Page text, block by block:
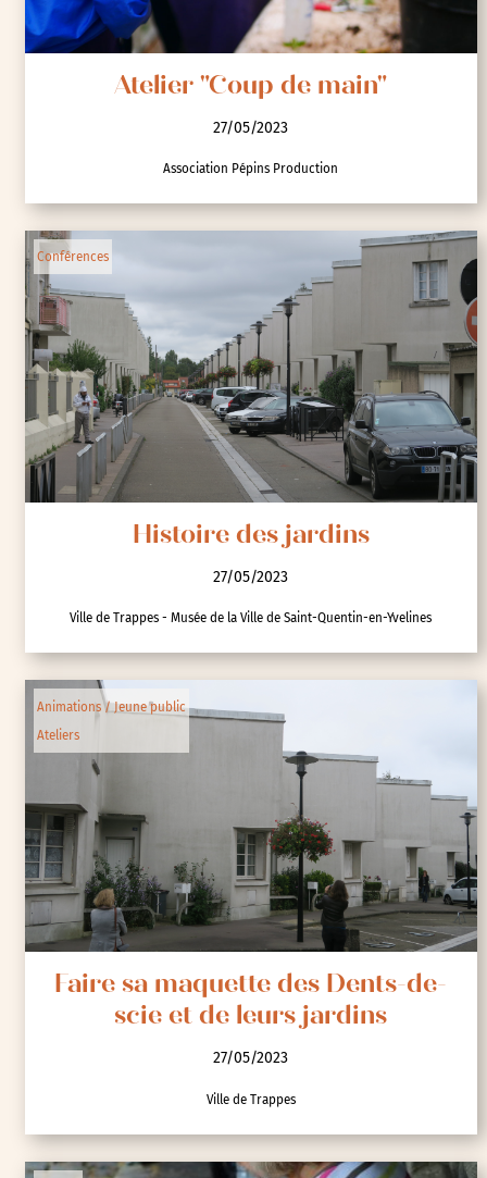
Atelier "Coup de main"
27/05/2023
Association Pépins Production
Conférences
Histoire des jardins
27/05/2023
Ville de Trappes - Musée de la Ville de Saint-Quentin-en-Yvelines
Animations / Jeune public
Ateliers
Faire sa maquette des Dents-de-
scie et de leurs jardins
27/05/2023
Ville de Trappes